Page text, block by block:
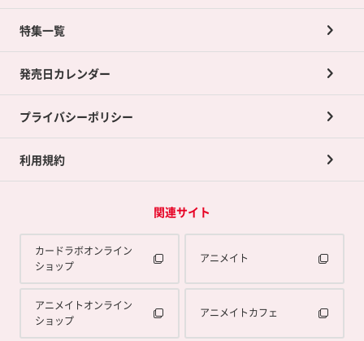
ネット買取について
買取承諾書について
ポイントカードTOP
ポイント交換景品
特集一覧
発売日カレンダー
プライバシーポリシー
利用規約
関連サイト
カードラボオンライン
ショップ
アニメイト
アニメイトオンライン
ショップ
アニメイトカフェ